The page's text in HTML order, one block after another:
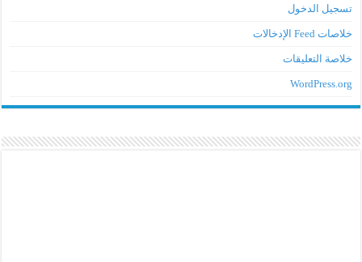
تسجيل الدخول
خلاصات Feed الإدخالات
خلاصة التعليقات
WordPress.org